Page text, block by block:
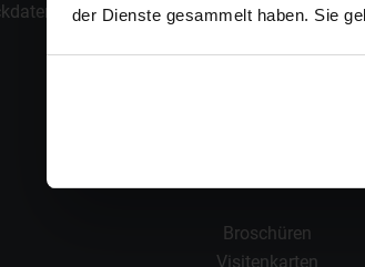
der Dienste gesammelt haben. Sie
Werte &
Broschüren
Visitenkarten